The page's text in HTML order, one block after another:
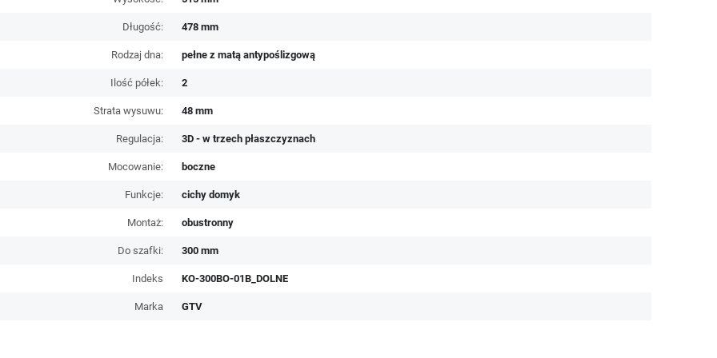
Długość: 478 mm
Rodzaj dna: pełne z matą antypoślizgową
Ilość półek: 2
Strata wysuwu: 48 mm
Regulacja: 3D - w trzech płaszczyznach
Mocowanie: boczne
Funkcje: cichy domyk
Montaż: obustronny
Do szafki: 300 mm
Indeks KO-300BO-01B_DOLNE
Marka GTV